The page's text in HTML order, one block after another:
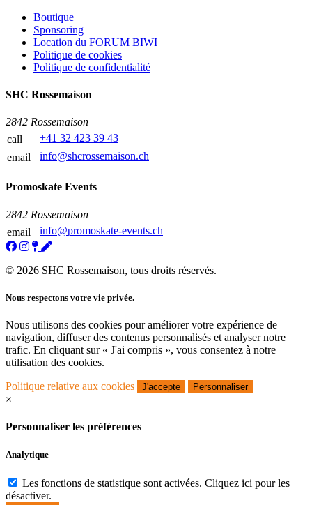
Boutique
Sponsoring
Location du FORUM BIWI
Politique de cookies
Politique de confidentialité
SHC Rossemaison
2842 Rossemaison
call
+41 32 423 39 43
email
info@shcrossemaison.ch
Promoskate Events
2842 Rossemaison
email
info@promoskate-events.ch
© 2026 SHC Rossemaison, tous droits réservés.
Nous respectons votre vie privée.
Nous utilisons des cookies pour améliorer votre expérience de
navigation, diffuser des contenus personnalisés et analyser notre
trafic. En cliquant sur « J'ai compris », vous consentez à notre
utilisation des cookies.
Politique relative aux cookies
J'accepte Personnaliser
×
Personnaliser les préférences
Analytique
Les fonctions de statistique sont activées. Cliquez ici pour les
désactiver.